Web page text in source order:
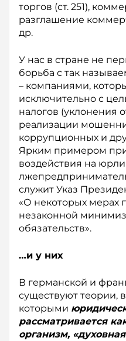
торгов (ст. 251),
разглашение
др.
У нас в стране не
борьба с так
– компаниями,
исключительно с
налогов (уклонения
реализации
коррупционных и
Ярким примером
воздействия на
служит Указ
«О некоторых
незаконной
обязательств».
…и у них
В германской и
существуют теории,
которыми
рассматривается
организм,